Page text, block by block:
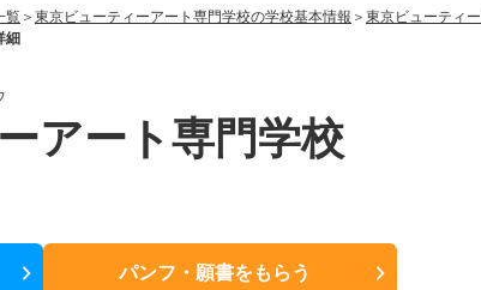
覧 東京ビューティーアート専門学校の学校基本情報
東京ビューティ
細
アート専門学校
パンフ・願書をもらう